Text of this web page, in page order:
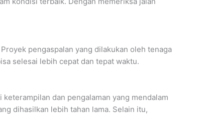
pengaspalan yang dilakukan oleh tenaga
selesai lebih cepat dan tepat waktu.
dan pengalaman yang mendalam
dihasilkan lebih tahan lama. Selain itu,